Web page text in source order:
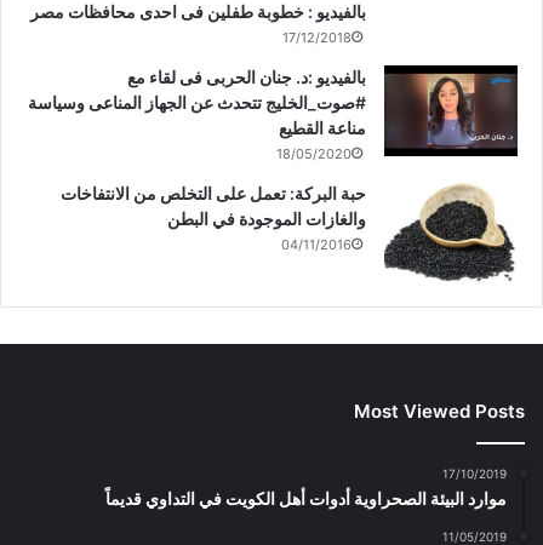
بالفيديو : خطوبة طفلين فى احدى محافظات مصر
17/12/2018
بالفيديو :د. جنان الحربى فى لقاء مع
#صوت_الخليج تتحدث عن الجهاز المناعى وسياسة
مناعة القطيع
18/05/2020
حبة البركة: تعمل على التخلص من الانتفاخات
والغازات الموجودة في البطن
04/11/2016
Most Viewed Posts
17/10/2019
موارد البيئة الصحراوية أدوات أهل الكويت في التداوي قديماً
11/05/2019